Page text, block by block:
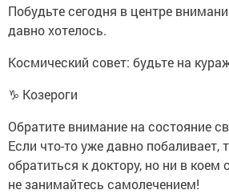
Побудьте сегодня в центре
давно хотелось.
Космический совет: будьте на
♑ Козероги
Обратите внимание на состояние
Если что-то уже давно побаливает,
обратиться к доктору, но ни в коем
не занимайтесь самолечением!